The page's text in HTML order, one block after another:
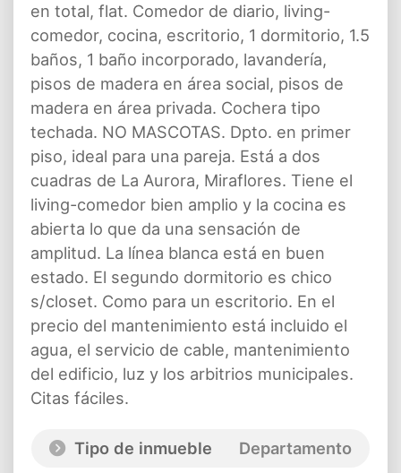
en total, flat. Comedor de diario, living-
comedor, cocina, escritorio, 1 dormitorio, 1.5
baños, 1 baño incorporado, lavandería,
pisos de madera en área social, pisos de
madera en área privada. Cochera tipo
techada. NO MASCOTAS. Dpto. en primer
piso, ideal para una pareja. Está a dos
cuadras de La Aurora, Miraflores. Tiene el
living-comedor bien amplio y la cocina es
abierta lo que da una sensación de
amplitud. La línea blanca está en buen
estado. El segundo dormitorio es chico
s/closet. Como para un escritorio. En el
precio del mantenimiento está incluido el
agua, el servicio de cable, mantenimiento
del edificio, luz y los arbitrios municipales.
Citas fáciles.
Tipo de inmueble
Departamento